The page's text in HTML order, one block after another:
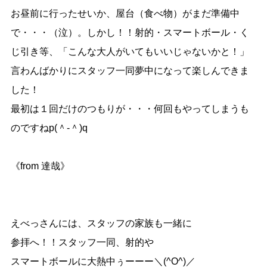
お昼前に行ったせいか、屋台（食べ物）がまだ準備中
で・・・（泣）。しかし！！射的・スマートボール・く
じ引き等、「こんな大人がいてもいいじゃないかと！」
言わんばかりにスタッフ一同夢中になって楽しんできま
した！
最初は１回だけのつもりが・・・何回もやってしまうも
のですねp(＾-＾)q
《from 達哉》
えべっさんには、スタッフの家族も一緒に
参拝へ！！スタッフ一同、射的や
スマートボールに大熱中ぅーーー＼(^O^)／